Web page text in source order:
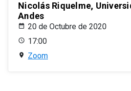
Nicolás Riquelme,
Andes
20 de Octubre de 2020
17:00
Zoom